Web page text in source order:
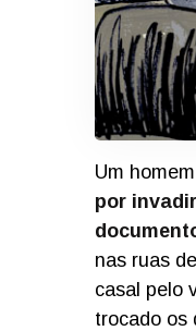
Um
por
nas ruas
casal pelo
trocado os